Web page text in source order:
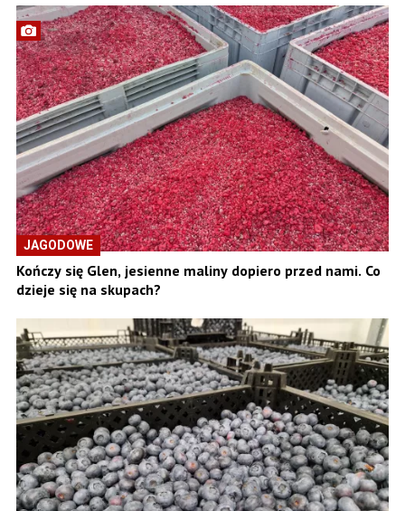
JAGODOWE
Kończy się Glen, jesienne maliny dopiero przed nami. Co
dzieje się na skupach?